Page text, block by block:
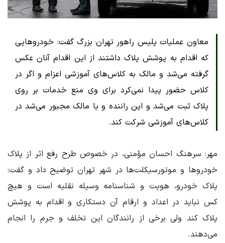
معاون عملیات پلیس راهور تهران بزرگ گفت: خودروهایی
که اقدام به پوشش پلاک داشتند از این اقدام آنان عکس
گرفته می‌شد و مالک به کلاس‌های آموزشی اعزام و اگر در
کلاس حضور پیدا نمی‌کرد برای وی منع خدمات بر روی
پلاک ثبت می‌شد و این راننده و یا مالک مجبور می‌شد در
کلاس‌های آموزشی شرکت کند.
مهر: سرهنگ احسان مؤمنی، در خصوص طرح رفع اثر از پلاک
خودروها و موتورسیکلت‌ها در شهر تهران توضیح داد و گفت:
پلاک خودرو، هویت و شناسنامه وسیله نقلیه است و هیچ
کس نباید در اعداد و ارقام آن دستکاری و اقدام به پوشش
پلاک کند ولی برخی از رانندگان این تخلف و جرم را انجام
می‌دهند.